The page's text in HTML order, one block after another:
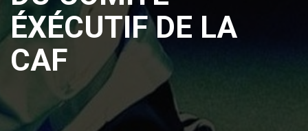
ÉXÉCUTIF DE LA
CAF